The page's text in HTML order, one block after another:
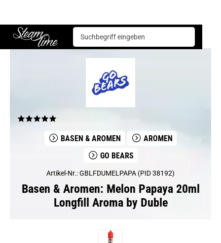
Steam time
Basen & Aromen Aromen Go Bears
BASEN & AROMEN
AROMEN
GO BEARS
Artikel-Nr.: GBLFDUMELPAPA (PID 38192)
Basen & Aromen: Melon Papaya 20ml
Longfill Aroma by Duble